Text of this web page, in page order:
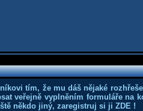
tím, že mu dáš nějaké
veřejně vyplněním formuláře na
někdo jiný, zaregistruj si ji ZDE!